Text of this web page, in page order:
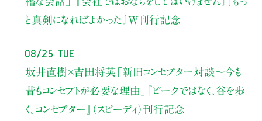
と真剣になればよかった』W刊行記念
08/25 Tue
坂井直樹×吉田将英「新旧コンセプター対談～今も
昔もコンセプトが必要な理由」
『ピークではなく、谷を歩
く。コンセプター』（スピーディ）刊行記念